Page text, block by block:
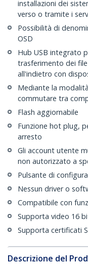
installazioni dei
verso o tramite i
Possibilità di
OSD
Hub USB integrato
trasferimento dei
all'indietro con
Mediante la
commutare tra
Flash aggiornabile
Funzione hot plug,
arresto
Gli account utente
non autorizzato a
Pulsante di
Nessun driver o
Compatibile con
Supporta video 16
Supporta certificati
Descrizione del